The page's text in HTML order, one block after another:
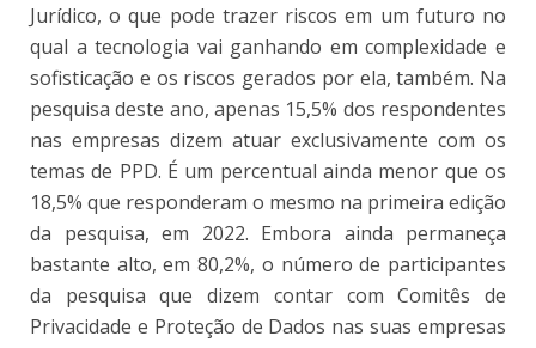
Jurídico, o que pode trazer riscos em um futuro no
qual a tecnologia vai ganhando em complexidade e
sofisticação e os riscos gerados por ela, também. Na
pesquisa deste ano, apenas 15,5% dos respondentes
nas empresas dizem atuar exclusivamente com os
temas de PPD. É um percentual ainda menor que os
18,5% que responderam o mesmo na primeira edição
da pesquisa, em 2022. Embora ainda permaneça
bastante alto, em 80,2%, o número de participantes
da pesquisa que dizem contar com Comitês de
Privacidade e Proteção de Dados nas suas empresas